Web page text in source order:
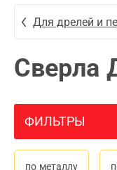
Для дрелей и
Сверла
ФИЛЬТРЫ
по металлу